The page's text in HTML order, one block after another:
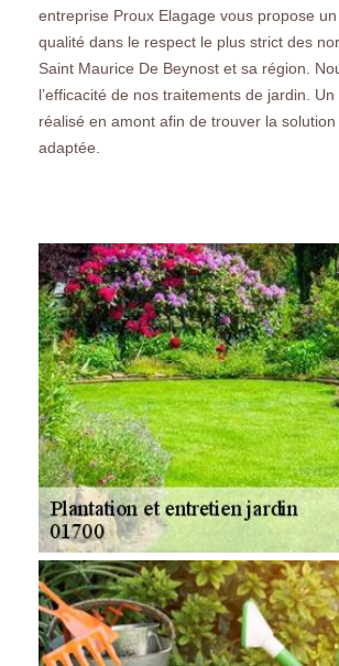
entreprise Proux Elagage vous propose
qualité dans le respect le plus strict des
Saint Maurice De Beynost et sa région.
l’efficacité de nos traitements de jardin.
réalisé en amont afin de trouver la
adaptée.